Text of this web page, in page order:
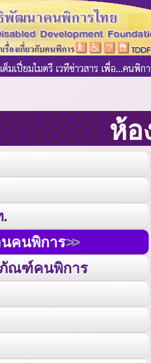
ห้อ
คนพิการ
ณฑ์คนพิการ